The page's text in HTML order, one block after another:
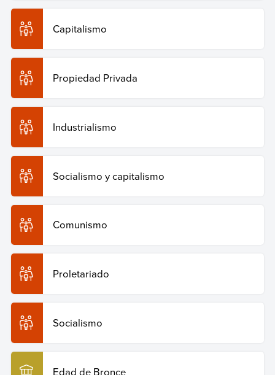
Capitalismo
Propiedad Privada
Industrialismo
Socialismo y capitalismo
Comunismo
Proletariado
Socialismo
Edad de Bronce